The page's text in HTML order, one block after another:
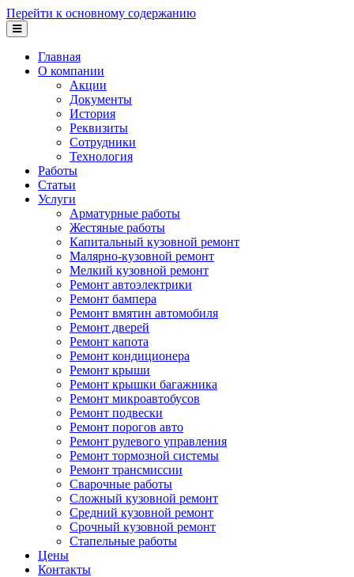
Перейти к основному содержанию
Главная
О компании
Акции
Документы
История
Реквизиты
Сотрудники
Технология
Работы
Статьи
Услуги
Арматурные работы
Жестяные работы
Капитальный кузовной ремонт
Малярно-кузовной ремонт
Мелкий кузовной ремонт
Ремонт автоэлектрики
Ремонт бампера
Ремонт вмятин автомобиля
Ремонт дверей
Ремонт капота
Ремонт кондиционера
Ремонт крыши
Ремонт крышки багажника
Ремонт микроавтобусов
Ремонт подвески
Ремонт порогов авто
Ремонт рулевого управления
Ремонт тормозной системы
Ремонт трансмиссии
Сварочные работы
Сложный кузовной ремонт
Средний кузовной ремонт
Срочный кузовной ремонт
Стапельные работы
Цены
Контакты